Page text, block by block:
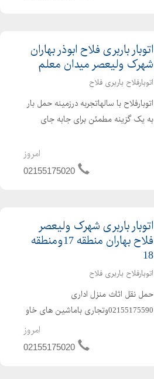
اتوبار باربری فلاح ابوذر بهاران
شهرک ولیعصر میدان معلم
اتوبارفلاح باربری فلاح
اتوبارفلاح با سالهاتجربه درزمینه حمل بار
به یک گزینه مطمئن برای جابه جای
است02155176033 حمل نقل اثاث منزل
امروز
02155175020
اتوبار باربری شهرک ولیعصر
فلاح بهاران منطقه 17ومنطقه
18
اتوبارفلاح باربری فلاح
حمل نقل اثاث منزل اداری
02155175590وتجاری باماشین های خاو
باربری منطقه 17حمل نقل اثاث منزل
امروز
02155175020